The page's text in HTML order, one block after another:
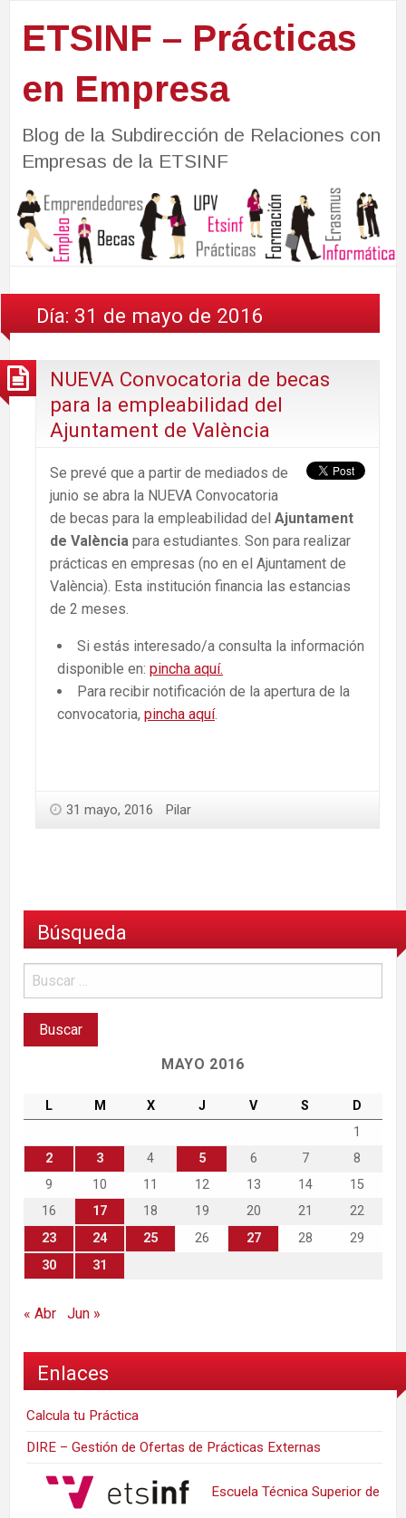
ETSINF – Prácticas
en Empresa
Blog de la Subdirección de Relaciones con
Empresas de la ETSINF
Día: 31 de mayo de 2016
NUEVA Convocatoria de becas
para la empleabilidad del
Ajuntament de València
Se prevé que a partir de mediados de
junio se abra la NUEVA Convocatoria
de becas para la empleabilidad del Ajuntament
de València para estudiantes. Son para realizar
prácticas en empresas (no en el Ajuntament de
València). Esta institución financia las estancias
de 2 meses.
Si estás interesado/a consulta la información
disponible en: pincha aquí.
Para recibir notificación de la apertura de la
convocatoria, pincha aquí.
31 mayo, 2016 Pilar
Búsqueda
MAYO 2016
L M X J V S
D
1
2
3 4 5 6 7
8
9
10 11 12 13 14
15
16
17 18 19 20 21
22
23
24 25 26 27 28
29
30
31
« Abr Jun »
Enlaces
Calcula tu Práctica
DIRE – Gestión de Ofertas de Prácticas Externas
Escuela Técnica Superior de